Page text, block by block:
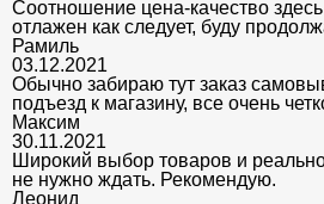
Соотношение цена-качество
отлажен как следует, буду
Рамиль
03.12.2021
Обычно забираю тут заказ
подъезд к магазину, все очень
Максим
30.11.2021
Широкий выбор товаров и
не нужно ждать. Рекомендую.
Леонид